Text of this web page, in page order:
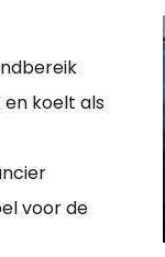
koelt als
voor de